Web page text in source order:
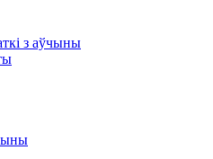
з аўчыны